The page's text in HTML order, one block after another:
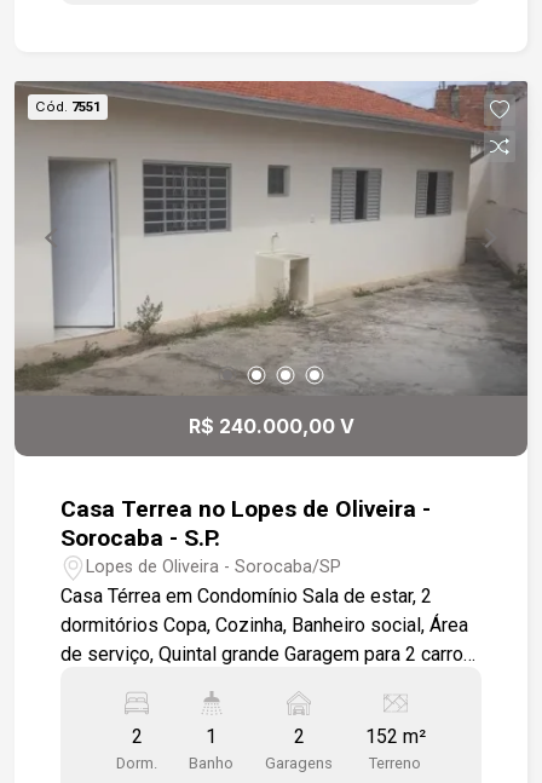
Cód. 7551
R$ 240.000,00 V
Casa Terrea no Lopes de Oliveira -
Sorocaba - S.P.
Lopes de Oliveira - Sorocaba/SP
Casa Térrea em Condomínio Sala de estar, 2
dormitórios Copa, Cozinha, Banheiro social, Área
de serviço, Quintal grande Garagem para 2 carros.
Sala de estar com portas e janelas de ferro. Copa,
cozinha com janela de ferro e revestimento de
azulejo meia barra. Banheiro social com Box
2
Dorm.
1
Banho
2
Garagens
152 m²
Terreno